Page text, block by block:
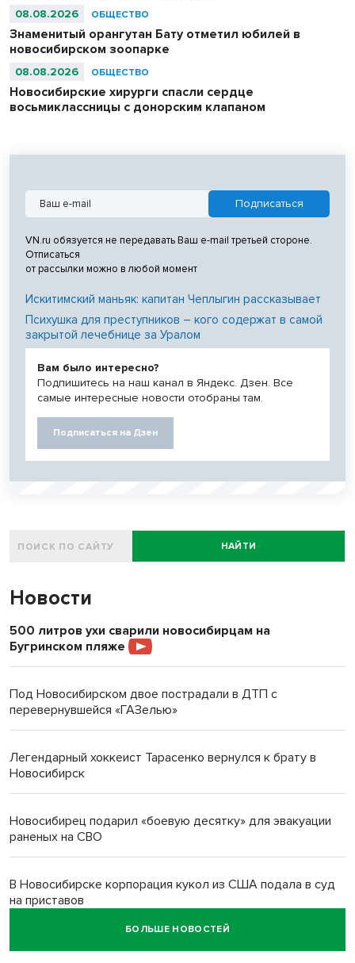
08.08.2026 ОБЩЕСТВО
Знаменитый орангутан Бату отметил юбилей в
новосибирском зоопарке
08.08.2026 ОБЩЕСТВО
Новосибирские хирурги спасли сердце
восьмиклассницы с донорским клапаном
VN.ru обязуется не передавать Ваш e-mail третьей стороне.
Отписаться
от рассылки можно в любой момент
Искитимский маньяк: капитан Чеплыгин рассказывает
Психушка для преступников – кого содержат в самой
закрытой лечебнице за Уралом
Вам было интересно?
Подпишитесь на наш канал в Яндекс. Дзен. Все
самые интересные новости отобраны там.
Подписаться на Дзен
НАЙТИ
Новости
500 литров ухи сварили новосибирцам на
Бугринском пляже
Под Новосибирском двое пострадали в ДТП с
перевернувшейся «ГАЗелью»
Легендарный хоккеист Тарасенко вернулся к брату в
Новосибирск
Новосибирец подарил «боевую десятку» для эвакуации
раненых на СВО
В Новосибирске корпорация кукол из США подала в суд
на приставов
В Новосибирске минздрав объявил бесплатную
БОЛЬШЕ НОВОСТЕЙ